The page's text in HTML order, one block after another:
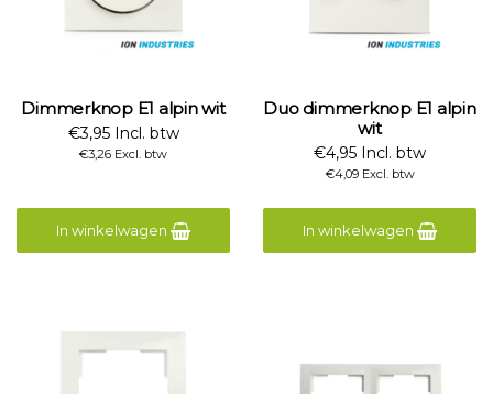
Dimmerknop E1 alpin wit
€3,95 Incl. btw
€3,26 Excl. btw
In winkelwagen
Duo dimmerknop E1 alpin
wit
€4,95 Incl. btw
€4,09 Excl. btw
In winkelwagen